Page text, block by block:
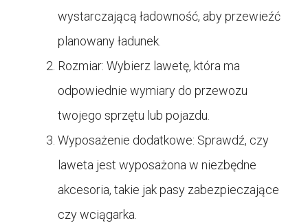
wystarczającą ładowność, aby przewieźć
planowany ładunek.
Rozmiar: Wybierz lawetę, która ma
odpowiednie wymiary do przewozu
twojego sprzętu lub pojazdu.
Wyposażenie dodatkowe: Sprawdź, czy
laweta jest wyposażona w niezbędne
akcesoria, takie jak pasy zabezpieczające
czy wciągarka.